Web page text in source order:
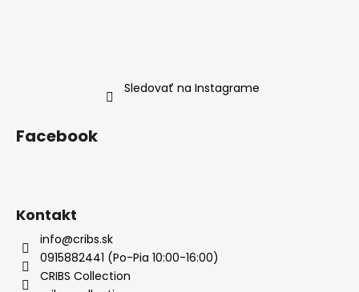
Sledovať na Instagrame
Facebook
Kontakt
info@cribs.sk
0915882441 (Po-Pia 10:00-16:00)
CRIBS Collection